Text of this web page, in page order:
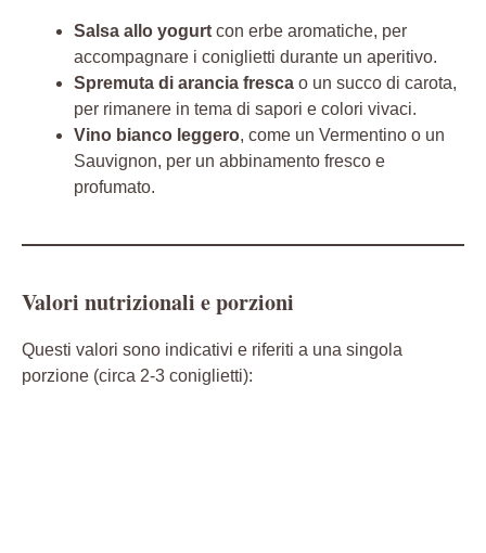
Salsa allo yogurt con erbe aromatiche, per
accompagnare i coniglietti durante un aperitivo.
Spremuta di arancia fresca o un succo di carota,
per rimanere in tema di sapori e colori vivaci.
Vino bianco leggero, come un Vermentino o un
Sauvignon, per un abbinamento fresco e
profumato.
Valori nutrizionali e porzioni
Questi valori sono indicativi e riferiti a una singola
porzione (circa 2-3 coniglietti):